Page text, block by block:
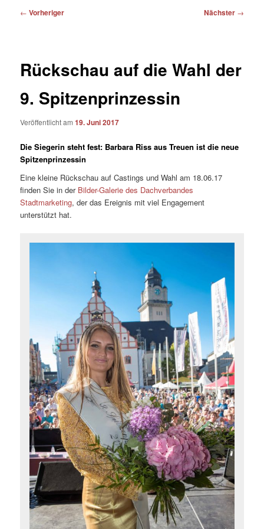
Beitragsnavigation
← Vorheriger Nächster →
Rückschau auf die Wahl der
9. Spitzenprinzessin
Veröffentlicht am19. Juni 2017
Die Siegerin steht fest: Barbara Riss aus Treuen ist die neue
Spitzenprinzessin
Eine kleine Rückschau auf Castings und Wahl am 18.06.17
finden Sie in der Bilder-Galerie des Dachverbandes
Stadtmarketing, der das Ereignis mit viel Engagement
unterstützt hat.